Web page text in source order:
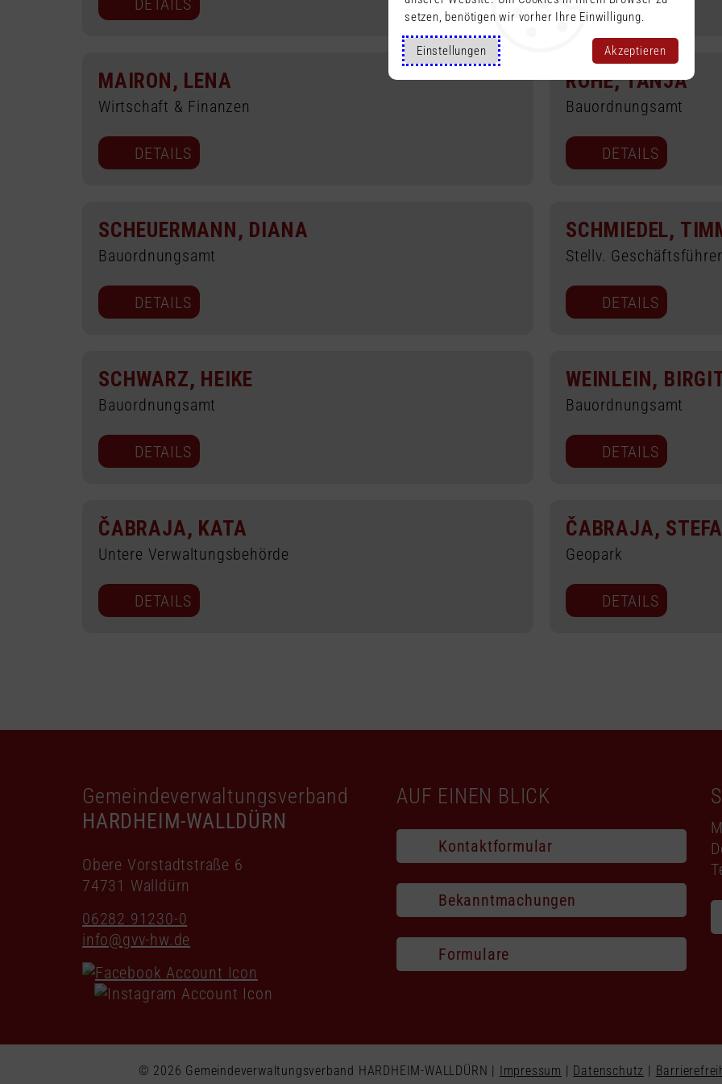
setzen, benötigen wir vorher Ihre Einwilligung.
Einstellungen Akzeptieren
DETAILS DETAILS
MAIRON, LENA
Wirtschaft & Finanzen
DETAILS
ROHE, TANJA
Bauordnungsamt
DETAILS
SCHEUERMANN, DIANA
Bauordnungsamt
DETAILS
SCHMIEDEL,
Stellv. Geschäftsführer
DETAILS
SCHWARZ, HEIKE
Bauordnungsamt
DETAILS
WEINLEIN,
Bauordnungsamt
DETAILS
ČABRAJA, KATA
Untere Verwaltungsbehörde
DETAILS
ČABRAJA,
Geopark
DETAILS
Gemeindeverwaltungsverband
HARDHEIM-WALLDÜRN
Obere Vorstadtstraße 6
74731 Walldürn
06282 91230-0
info@gvv-hw.de
AUF EINEN BLICK
Kontaktformular
Bekanntmachungen
Formulare
© 2026 Gemeindeverwaltungsverband HARDHEIM-WALLDÜRN | Impressum | Datenschutz |